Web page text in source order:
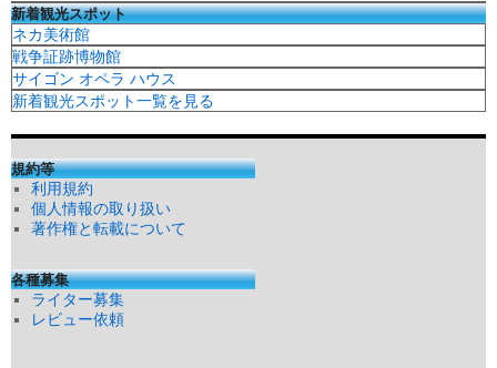
新着観光スポット
ネカ美術館
戦争証跡博物館
サイゴン オペラ ハウス
新着観光スポット一覧を見る
規約等
利用規約
個人情報の取り扱い
著作権と転載について
各種募集
ライター募集
レビュー依頼